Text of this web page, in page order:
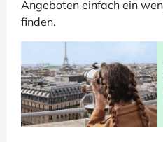
Angeboten einfach ein
finden.